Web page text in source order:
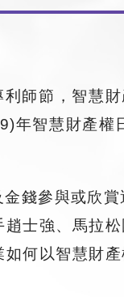
師節，智慧
年智慧財產
錢參與或欣
士強、馬拉
何以智慧財